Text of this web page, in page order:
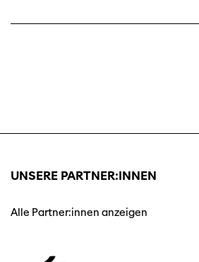
UNSERE PARTNER:INNEN
Alle Partner:innen anzeigen